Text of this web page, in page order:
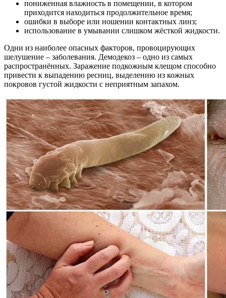
пониженная влажность в помещении, в котором
приходится находиться продолжительное время;
ошибки в выборе или ношении контактных линз;
использование в умывании слишком жёсткой жидкости.
Одни из наиболее опасных факторов, провоцирующих
шелушение – заболевания. Демодекоз – одно из самых
распространённых. Заражение подкожным клещом способно
привести к выпадению ресниц, выделению из кожных
покровов густой жидкости с неприятным запахом.